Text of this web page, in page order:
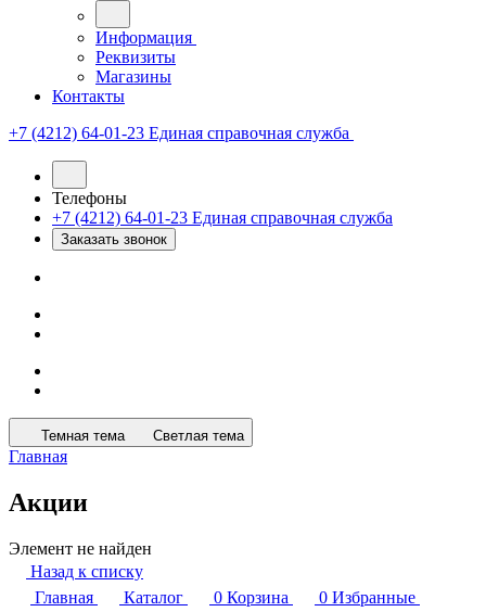
Информация
Реквизиты
Магазины
Контакты
+7 (4212) 64-01-23 Единая справочная служба
Телефоны
+7 (4212) 64-01-23 Единая справочная служба
Заказать звонок
Темная тема Светлая тема
Главная
Акции
Элемент не найден
Назад к списку
Главная
Каталог 0 Корзина 0 Избранные